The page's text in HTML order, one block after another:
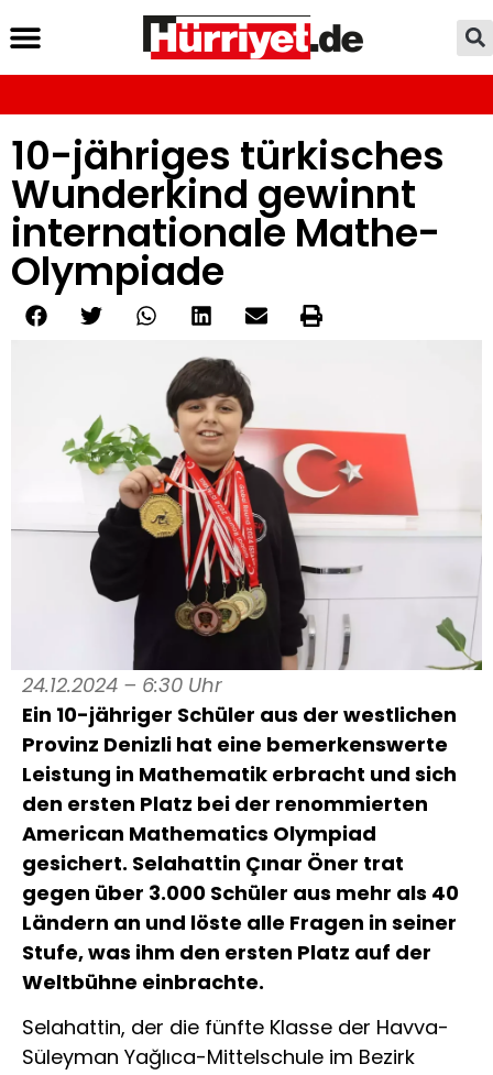
10-jähriges türkisches
Wunderkind gewinnt
internationale Mathe-
Olympiade
24.12.2024 – 6:30 Uhr
Ein 10-jähriger Schüler aus der westlichen
Provinz Denizli hat eine bemerkenswerte
Leistung in Mathematik erbracht und sich
den ersten Platz bei der renommierten
American Mathematics Olympiad
gesichert. Selahattin Çınar Öner trat
gegen über 3.000 Schüler aus mehr als 40
Ländern an und löste alle Fragen in seiner
Stufe, was ihm den ersten Platz auf der
Weltbühne einbrachte.
Selahattin, der die fünfte Klasse der Havva-
Süleyman Yağlıca-Mittelschule im Bezirk